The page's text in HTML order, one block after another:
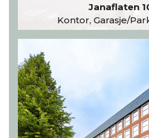
Janaflaten
Kontor, Garasje/